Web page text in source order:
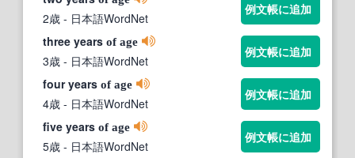
2歳 - 日本語WordNet
例文帳に追加
three years of age
3歳 - 日本語WordNet
例文帳に追加
four years of age
4歳 - 日本語WordNet
例文帳に追加
five years of age
5歳 - 日本語WordNet
例文帳に追加